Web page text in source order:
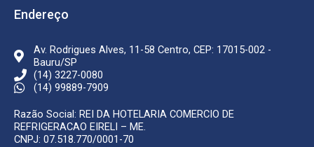
k
-
m
Endereço
Av. Rodrigues Alves, 11-58 Centro, CEP: 17015-002 -
Bauru/SP
(14) 3227-0080
(14) 99889-7909
Razão Social: REI DA HOTELARIA COMERCIO DE
REFRIGERACAO EIRELI – ME.
CNPJ: 07.518.770/0001-70